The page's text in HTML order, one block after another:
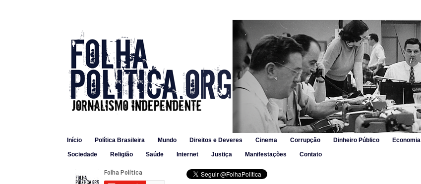
Início Política Brasileira Mundo Direitos e Deveres Cinema Corrupção Dinheiro Público Economia
Sociedade Religião Saúde Internet Justiça Manifestações Contato